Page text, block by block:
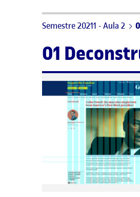
Semestre 20211 - Aula 2
01